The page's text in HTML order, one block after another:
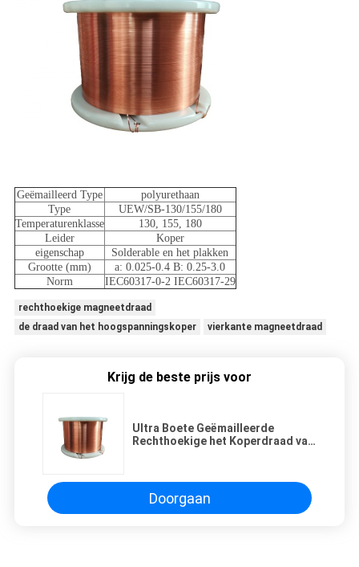
Geëmailleerd Type
polyurethaan
Type
UEW/SB-130/155/180
Temperaturenklasse
130, 155, 180
Leider
Koper
eigenschap
Solderable en het plakken
Grootte (mm)
a: 0.025-0.4 B: 0.25-3.0
Norm
IEC60317-0-2 IEC60317-29
rechthoekige magneetdraad
de draad van het hoogspanningskoper
vierkante magneetdraad
Krijg de beste prijs voor
Ultra Boete Geëmailleerde
Rechthoekige het Koperdraad van
Doorgaan